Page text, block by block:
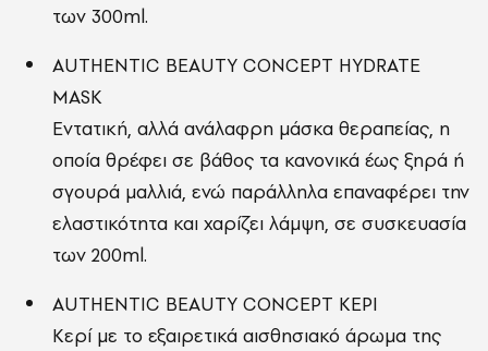
των 300ml.
AUTHENTIC BEAUTY CONCEPT HYDRATE
MASK
Εντατική, αλλά ανάλαφρη μάσκα θεραπείας, η
οποία θρέφει σε βάθος τα κανονικά έως ξηρά ή
σγουρά μαλλιά, ενώ παράλληλα επαναφέρει την
ελαστικότητα και χαρίζει λάμψη, σε συσκευασία
των 200ml.
AUTHENTIC BEAUTY CONCEPT ΚΕΡΙ
Κερί με το εξαιρετικά αισθησιακό άρωμα της